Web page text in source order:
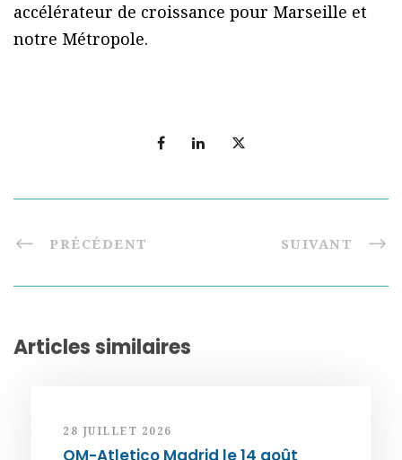
accélérateur de croissance pour Marseille et
notre Métropole.
PRÉCÉDENT SUIVANT
Articles similaires
28 JUILLET 2026
OM-Atletico Madrid le 14 août